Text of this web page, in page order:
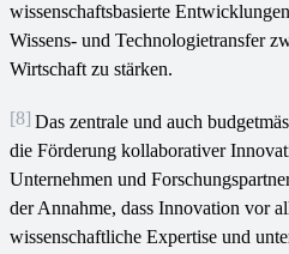
wissenschaftsbasierte
Wissens- und Technologietransfer
Wirtschaft zu stärken.
[8] Das zentrale und auch
die Förderung kollaborativer
Unternehmen und
der Annahme, dass Innovation vor
wissenschaftliche Expertise und